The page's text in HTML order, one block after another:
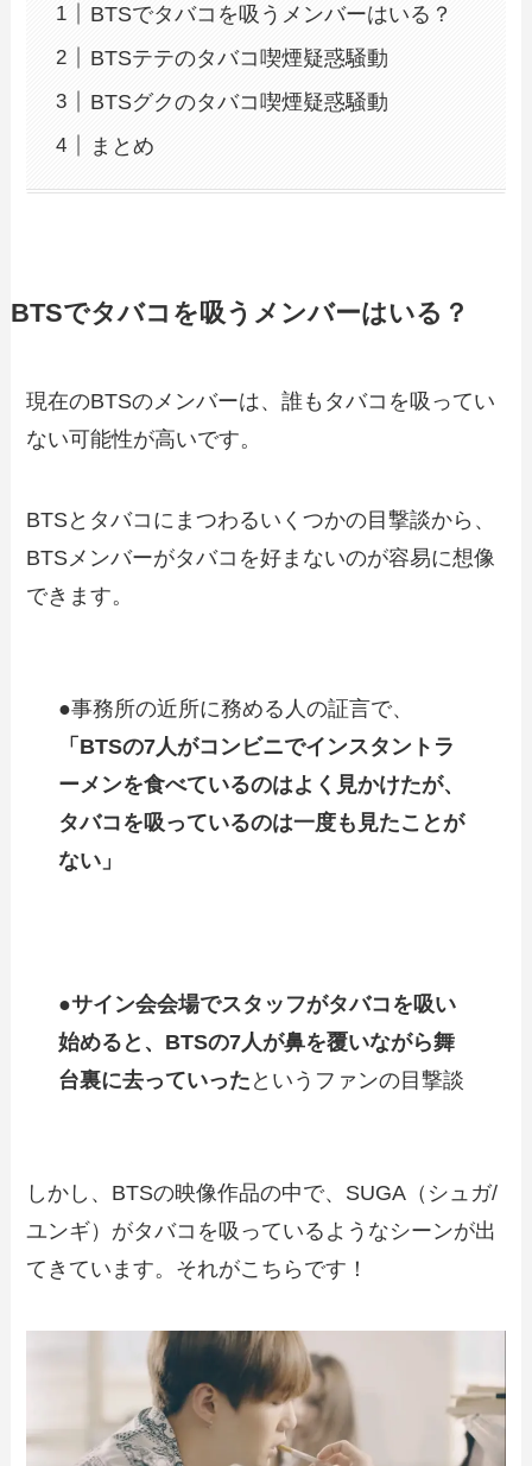
BTSでタバコを吸うメンバーはいる？
BTSテテのタバコ喫煙疑惑騒動
BTSグクのタバコ喫煙疑惑騒動
まとめ
BTSでタバコを吸うメンバーはいる？
現在のBTSのメンバーは、誰もタバコを吸ってい
ない可能性が高いです。
BTSとタバコにまつわるいくつかの目撃談から、
BTSメンバーがタバコを好まないのが容易に想像
できます。
●事務所の近所に務める人の証言で、
「BTSの7人がコンビニでインスタントラ
ーメンを食べているのはよく見かけたが、
タバコを吸っているのは一度も見たことが
ない」
●サイン会会場でスタッフがタバコを吸い
始めると、BTSの7人が鼻を覆いながら舞
台裏に去っていった というファンの目撃談
しかし、BTSの映像作品の中で、SUGA（シュガ/
ユンギ）がタバコを吸っているようなシーンが出
てきています。それがこちらです！